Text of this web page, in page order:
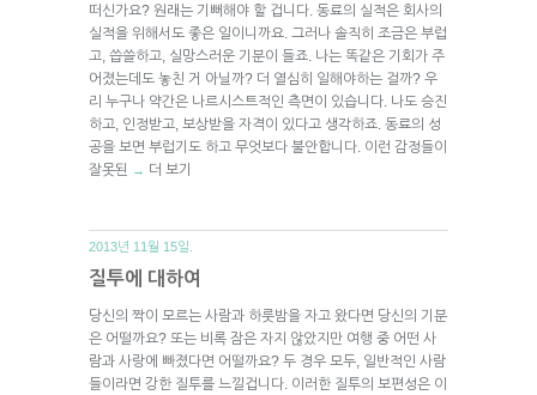
떠신가요? 원래는 기뻐해야 할 겁니다. 동료의 실적은 회사의
실적을 위해서도 좋은 일이니까요. 그러나 솔직히 조금은 부럽
고, 씁쓸하고, 실망스러운 기분이 들죠. 나는 똑같은 기회가 주
어졌는데도 놓친 거 아닐까? 더 열심히 일해야하는 걸까? 우
리 누구나 약간은 나르시스트적인 측면이 있습니다. 나도 승진
하고, 인정받고, 보상받을 자격이 있다고 생각하죠. 동료의 성
공을 보면 부럽기도 하고 무엇보다 불안합니다. 이런 감정들이
잘못된 → 더 보기
2013년 11월 15일.
질투에 대하여
당신의 짝이 모르는 사람과 하룻밤을 자고 왔다면 당신의 기분
은 어떨까요? 또는 비록 잠은 자지 않았지만 여행 중 어떤 사
람과 사랑에 빠졌다면 어떨까요? 두 경우 모두, 일반적인 사람
들이라면 강한 질투를 느낄겁니다. 이러한 질투의 보편성은 이